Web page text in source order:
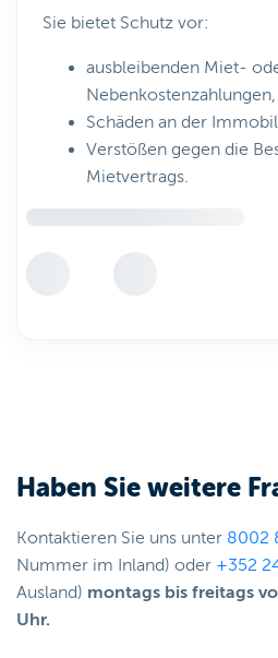
Sie bietet Schutz vor:
ausbleibenden Miet-
Nebenkostenzahlungen,
Schäden an der
Verstößen gegen die
Mietvertrags.
Haben Sie weitere
Kontaktieren Sie uns unter 8002
Nummer im Inland) oder +352
Ausland) montags bis freitags
Uhr.